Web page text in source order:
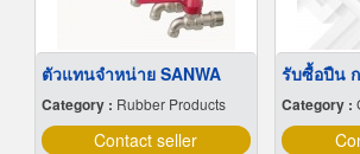
ตัวแทนจำหน่าย SANWA
Category : Rubber Products
Contact seller
รับซื้อปืน
Category :